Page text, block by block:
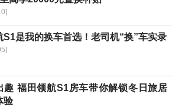
S1是我的换车首选！老司机“换”车实录
趣 福田领航S1房车带你解锁冬日旅居
验